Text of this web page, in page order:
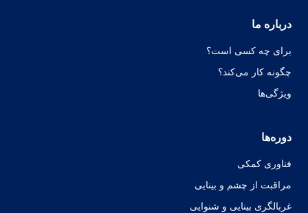
درباره ما
برای چه کسی است؟
چگونه کار می‌کند؟
ویژگی‌ها
دوره‌ها
فناوری کمکی
مراقبت از چشم و بینایی
غربالگری بینایی و شنوایی